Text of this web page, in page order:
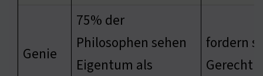
Genie
75% der
Philosophen sehen
Eigentum als
fordern